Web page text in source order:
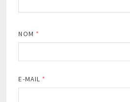
NOM *
E-MAIL *